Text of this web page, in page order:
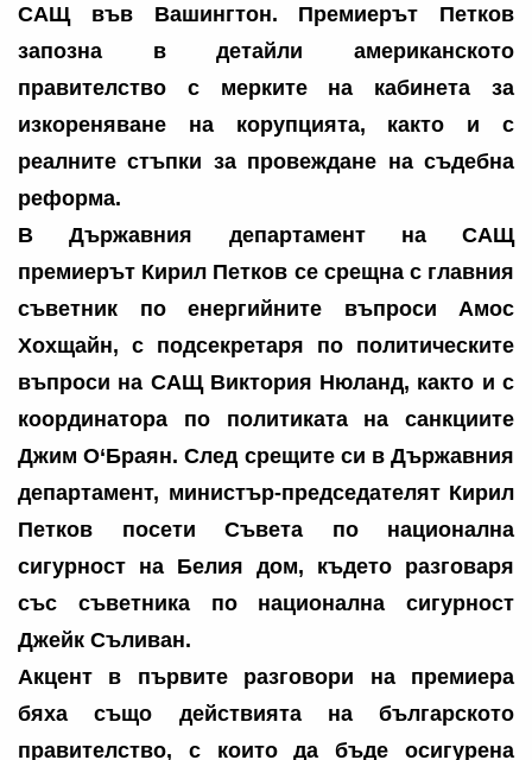
САЩ във Вашингтон. Премиерът Петков
запозна в детайли американското
правителство с мерките на кабинета за
изкореняване на корупцията, както и с
реалните стъпки за провеждане на съдебна
реформа.
В Държавния департамент на САЩ
премиерът Кирил Петков се срещна с главния
съветник по енергийните въпроси Амос
Хохщайн, с подсекретаря по политическите
въпроси на САЩ Виктория Нюланд, както и с
координатора по политиката на санкциите
Джим О‘Браян. След срещите си в Държавния
департамент, министър-председателят Кирил
Петков посети Съвета по национална
сигурност на Белия дом, където разговаря
със съветника по национална сигурност
Джейк Съливан.
Акцент в първите разговори на премиера
бяха също действията на българското
правителство, с които да бъде осигурена